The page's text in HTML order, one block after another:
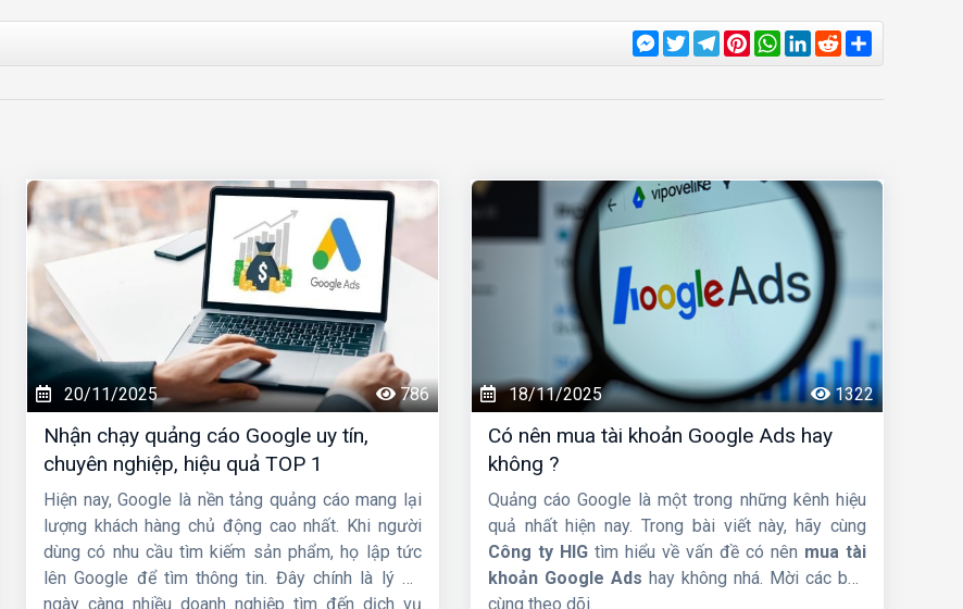
Messenger
TwitterTelegram
Pinterest
WhatsApp
LinkedIn
Reddit
20/11/2025 786
Nhận chạy quảng cáo Google uy tín,
chuyên nghiệp, hiệu quả TOP 1
Hiện nay, Google là nền tảng quảng cáo mang lại
lượng khách hàng chủ động cao nhất. Khi người
dùng có nhu cầu tìm kiếm sản phẩm, họ lập tức
lên Google để tìm thông tin. Đây chính là lý do
ngày càng nhiều doanh nghiệp tìm đến dịch vụ
18/11/2025 1322
Có nên mua tài khoản Google Ads hay
không ?
Quảng cáo Google là một trong những kênh hiệu
quả nhất hiện nay. Trong bài viết này, hãy cùng
Công ty HIGtìm hiểu về vấn đề có nên mua tài
khoản Google Ads hay không nhá. Mời các bạn
cùng theo dõi.